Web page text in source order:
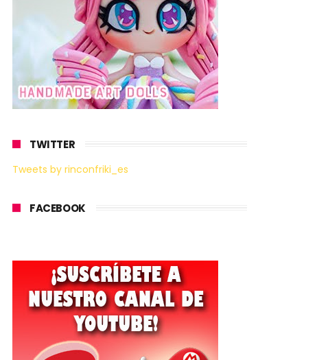
TWITTER
Tweets by rinconfriki_es
FACEBOOK